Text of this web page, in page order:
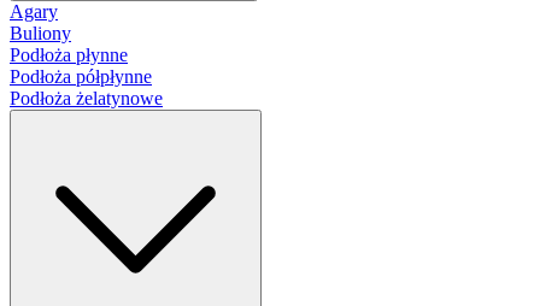
Agary
Buliony
Podłoża płynne
Podłoża półpłynne
Podłoża żelatynowe